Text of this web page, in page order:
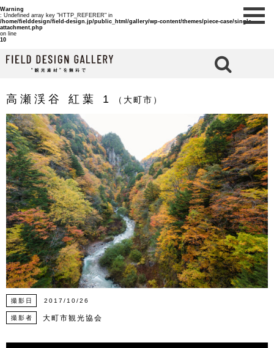
Warning
: Undefined array key "HTTP_REFERER" in
/home/fielddesign/field-design.jp/public_html/gallery/wp-content/themes/piece-case/single-
attachment.php
on line
10
高瀬渓谷 紅葉 1 （大町市）
撮影日 2017/10/26
撮影者 大町市観光協会